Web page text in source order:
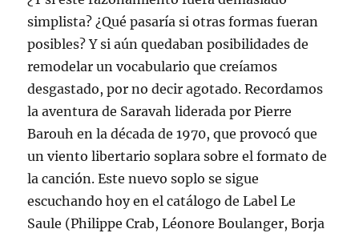
simplista? ¿Qué pasaría si otras formas fueran
posibles? Y si aún quedaban posibilidades de
remodelar un vocabulario que creíamos
desgastado, por no decir agotado. Recordamos
la aventura de Saravah liderada por Pierre
Barouh en la década de 1970, que provocó que
un viento libertario soplara sobre el formato de
la canción. Este nuevo soplo se sigue
escuchando hoy en el catálogo de Label Le
Saule (Philippe Crab, Léonore Boulanger, Borja